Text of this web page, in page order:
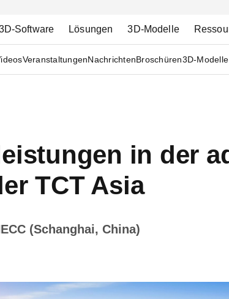
Software Lösungen 3D-Modelle
VeranstaltungenNachrichtenBroschüren3D-Modelle
in der
TCT Asia
(Schanghai, China)